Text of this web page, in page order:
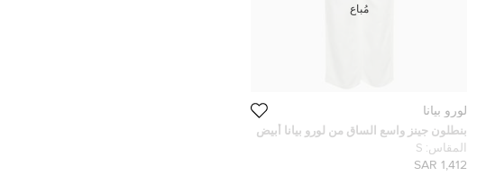
لورو بيانا
بنطلون جينز واسع الساق من لورو بيانا أبيض
دنيم مقاس صغير خصر 25 بوصة
المقاس: S
1,412 SAR
مُباع